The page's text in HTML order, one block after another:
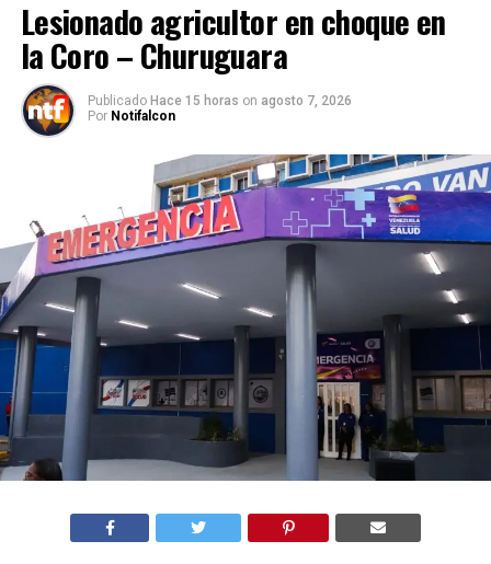
Lesionado agricultor en choque en
la Coro – Churuguara
Publicado Hace 15 horas on agosto 7, 2026
Por Notifalcon